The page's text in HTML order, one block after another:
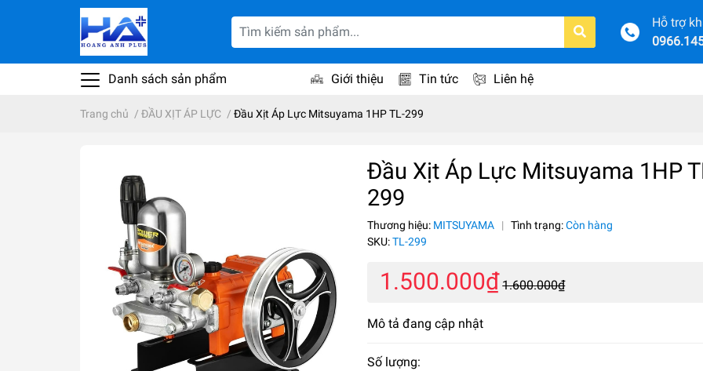
Hỗ trợ
Danh sách sản phẩm Giới thiệu Tin tức Liên hệ
Trang chủ / ĐẦU XỊT ÁP LỰC / Đầu Xịt Áp Lực Mitsuyama 1HP TL-299
Đầu Xịt Áp Lực Mitsuyama 1HP
299
Thương hiệu: MITSUYAMA | Tình trạng:Còn hàng
SKU:TL-299
1.500.000₫ 1.600.000₫
Mô tả đang cập nhật
Số lượng: